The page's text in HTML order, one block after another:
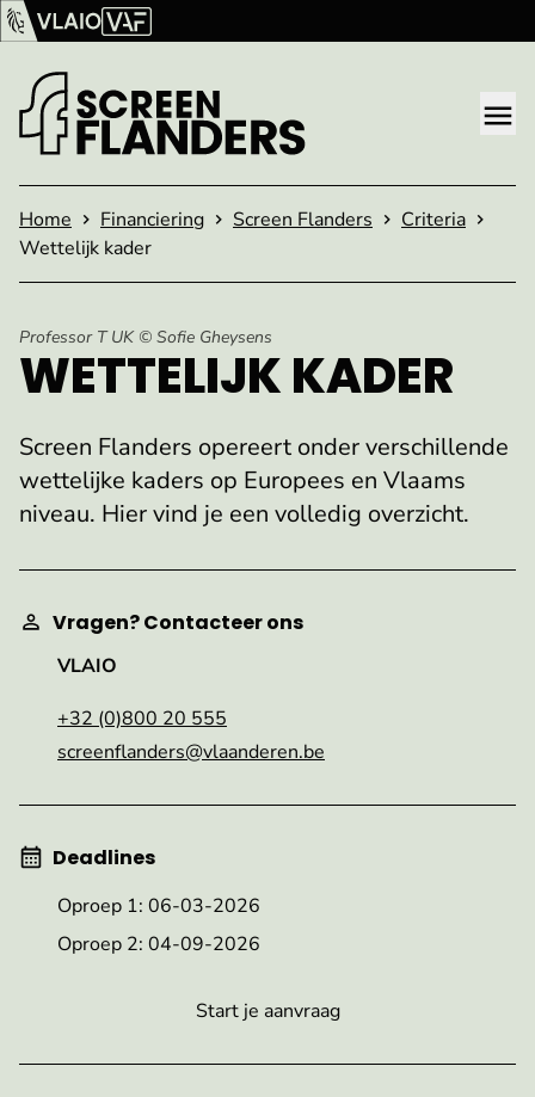
Ga verder naar de inhoud
Vlaams Audiovisueel Fonds (VAF)
Startpagina
Home Financiering Screen Flanders
Criteria
Wettelijk kader
Professor T UK © Sofie Gheysens
WETTELIJK KADER
Screen Flanders opereert onder verschillende
wettelijke kaders op Europees en Vlaams
niveau. Hier vind je een volledig overzicht.
Vragen? Contacteer ons
VLAIO
+32 (0)800 20 555
screenflanders@vlaanderen.be
Deadlines
Oproep 1: 06-03-2026
Oproep 2: 04-09-2026
Start je aanvraag